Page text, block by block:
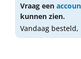
Vraag een
kunnen zien.
Vandaag